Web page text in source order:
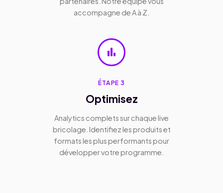
accompagne de A à Z.
bar_chart
ÉTAPE 3
Optimisez
Analytics complets sur chaque live
bricolage. Identifiez les produits et
formats les plus performants pour
développer votre programme.